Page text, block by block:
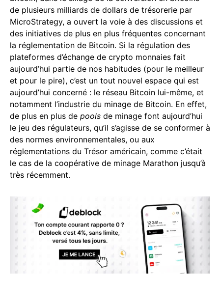
de plusieurs milliards de dollars de trésorerie par
MicroStrategy, a ouvert la voie à des discussions et
des initiatives de plus en plus fréquentes concernant
la réglementation de Bitcoin. Si la régulation des
plateformes d’échange de crypto monnaies fait
aujourd’hui partie de nos habitudes (pour le meilleur
et pour le pire), c’est un tout nouvel espace qui est
aujourd’hui concerné : le réseau Bitcoin lui-même, et
notamment l’industrie du minage de Bitcoin. En effet,
de plus en plus de pools de minage font aujourd’hui
le jeu des régulateurs, qu’il s’agisse de se conformer à
des normes environnementales, ou aux
réglementations du Trésor américain, comme c’était
le cas de la coopérative de minage Marathon jusqu’à
très récemment.